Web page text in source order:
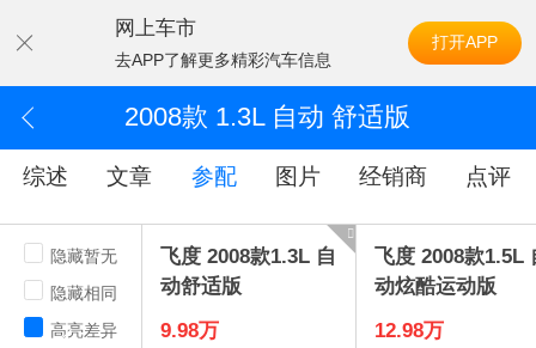
网上车市
去APP了解更多精彩汽车信息
打开APP
2008款 1.3L 自动 舒适版
综述 文章 参配 图片 经销商 点评
隐藏暂无
隐藏相同
高亮差异
飞度 2008款1.3L 自
动舒适版
9.98万
飞度 2008款1.5L
动炫酷运动版
12.98万